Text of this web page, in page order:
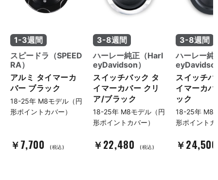
1-3週間
スピードラ（SPEED
RA）
アルミ タイマーカ
バー ブラック
18-25年 M8モデル（円
形ポイントカバー）
￥7,700 (税込)
3-8週間
ハーレー純正（Harl
eyDavidson）
スイッチバック タ
イマーカバー クリ
ア/ブラック
18-25年 M8モデル（円
形ポイントカバー）
￥22,480 (税込)
3-8週間
ハーレー純
スイッチ
イマーカ
ック
18-25年 M8
形ポイント
￥